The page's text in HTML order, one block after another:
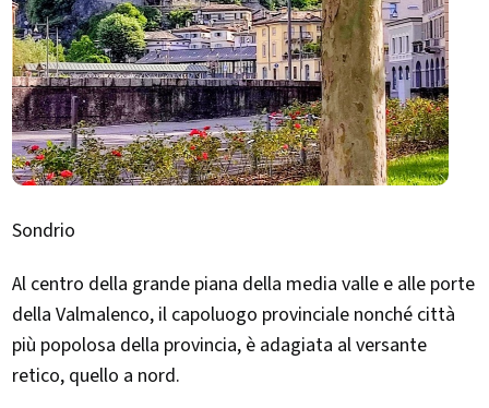
Sondrio
Al centro della grande piana della media valle e alle porte
della Valmalenco, il capoluogo provinciale nonché città
più popolosa della provincia, è adagiata al versante
retico, quello a nord.